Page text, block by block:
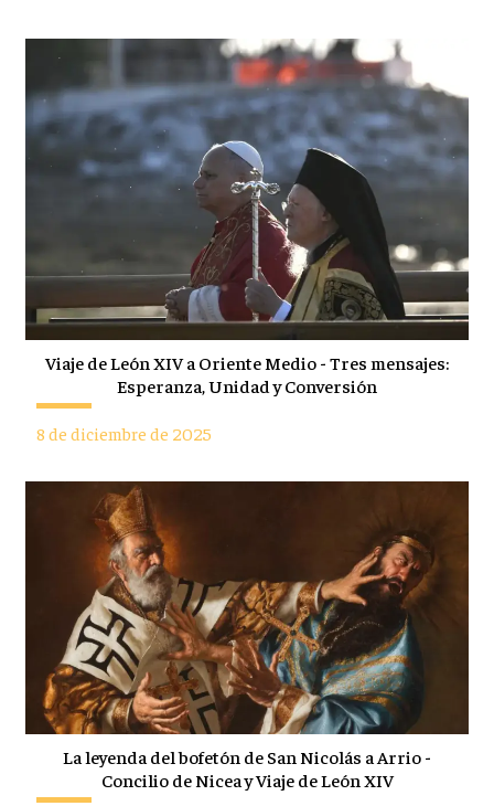
Viaje de León XIV a Oriente Medio - Tres mensajes:
Esperanza, Unidad y Conversión
8 de diciembre de 2025
La leyenda del bofetón de San Nicolás a Arrio -
Concilio de Nicea y Viaje de León XIV